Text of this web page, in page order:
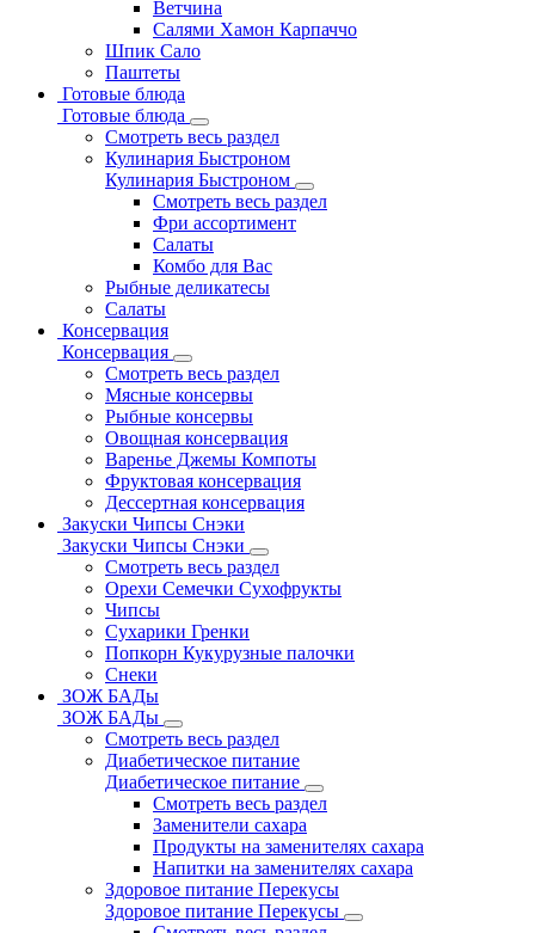
Ветчина
Салями Хамон Карпаччо
Шпик Сало
Паштеты
Готовые блюда
Готовые блюда
Смотреть весь раздел
Кулинария Быстроном
Кулинария Быстроном
Смотреть весь раздел
Фри ассортимент
Салаты
Комбо для Вас
Рыбные деликатесы
Салаты
Консервация
Консервация
Смотреть весь раздел
Мясные консервы
Рыбные консервы
Овощная консервация
Варенье Джемы Компоты
Фруктовая консервация
Дессертная консервация
Закуски Чипсы Снэки
Закуски Чипсы Снэки
Смотреть весь раздел
Орехи Семечки Сухофрукты
Чипсы
Сухарики Гренки
Попкорн Кукурузные палочки
Снеки
ЗОЖ БАДы
ЗОЖ БАДы
Смотреть весь раздел
Диабетическое питание
Диабетическое питание
Смотреть весь раздел
Заменители сахара
Продукты на заменителях сахара
Напитки на заменителях сахара
Здоровое питание Перекусы
Здоровое питание Перекусы